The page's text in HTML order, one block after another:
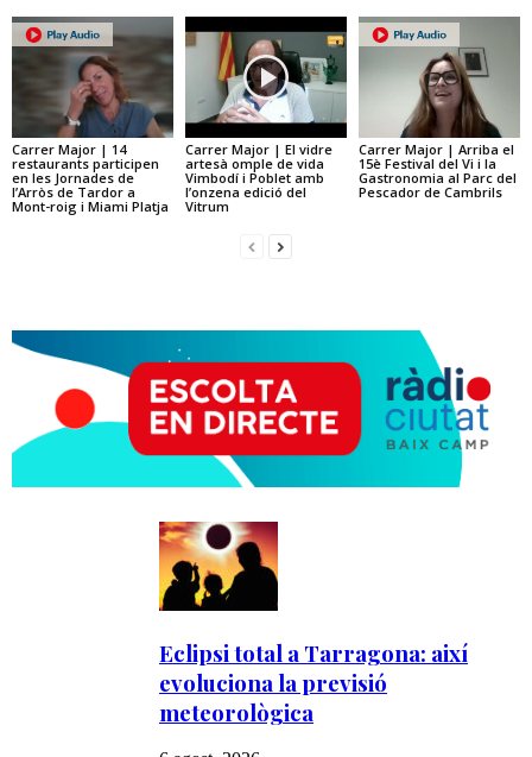
Carrer Major | 14
restaurants participen
en les Jornades de
l’Arròs de Tardor a
Mont-roig i Miami Platja
Carrer Major | El vidre
artesà omple de vida
Vimbodí i Poblet amb
l’onzena edició del
Vitrum
Carrer Major | Arriba el
15è Festival del Vi i la
Gastronomia al Parc del
Pescador de Cambrils